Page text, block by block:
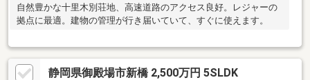
自然豊かな十里木別荘地、高速道路のアクセス良好。レジャーの
拠点に最適。建物の管理が行き届いていて、すぐに使えます。
静岡県御殿場市新橋 2,500万円 5SLDK